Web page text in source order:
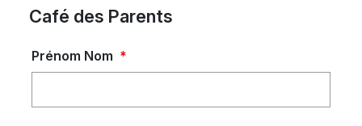
Café des Parents
Prénom Nom *